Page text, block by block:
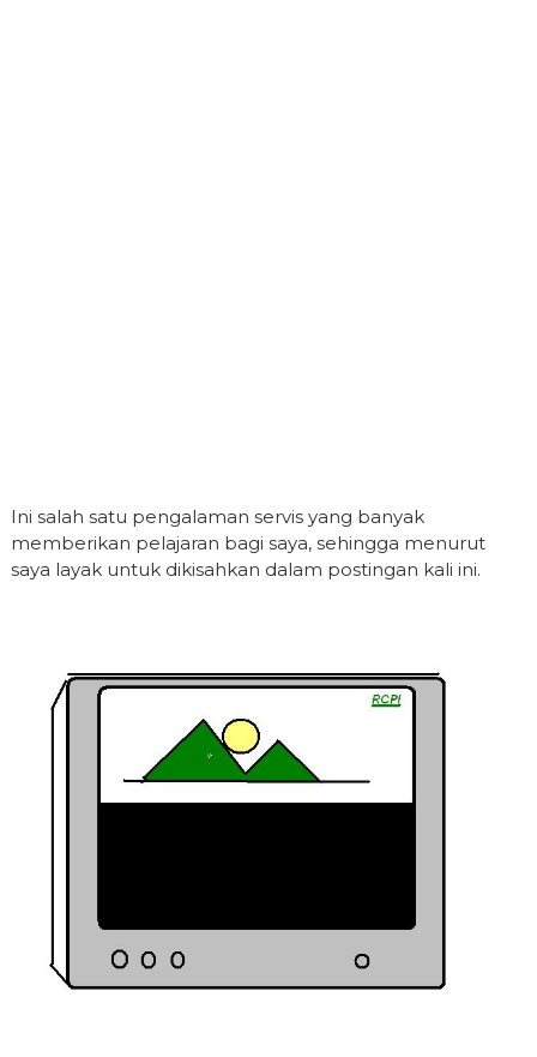
Ini salah satu pengalaman servis yang banyak
memberikan pelajaran bagi saya, sehingga menurut
saya layak untuk dikisahkan dalam postingan kali ini.